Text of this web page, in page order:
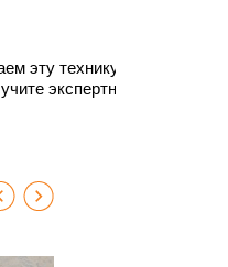
эту технику до
экспертный